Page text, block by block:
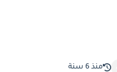
منذ 6 سنة